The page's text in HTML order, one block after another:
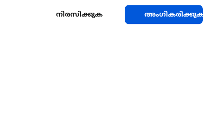
നിരസിക്കുക അംഗീകരിക്കുക